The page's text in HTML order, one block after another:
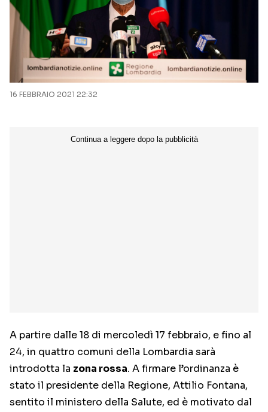
16 FEBBRAIO 2021 22:32
A partire dalle 18 di mercoledì 17 febbraio, e fino al
24, in quattro comuni della Lombardia sarà
introdotta la zona rossa. A firmare l’ordinanza è
stato il presidente della Regione, Attilio Fontana,
sentito il ministero della Salute, ed è motivato dal